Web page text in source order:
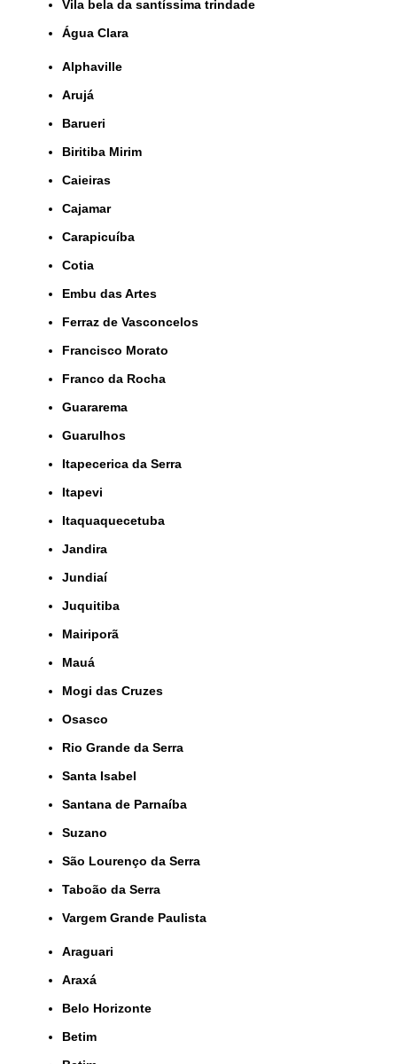
Vila bela da santíssima trindade
Água Clara
Alphaville
Arujá
Barueri
Biritiba Mirim
Caieiras
Cajamar
Carapicuíba
Cotia
Embu das Artes
Ferraz de Vasconcelos
Francisco Morato
Franco da Rocha
Guararema
Guarulhos
Itapecerica da Serra
Itapevi
Itaquaquecetuba
Jandira
Jundiaí
Juquitiba
Mairiporã
Mauá
Mogi das Cruzes
Osasco
Rio Grande da Serra
Santa Isabel
Santana de Parnaíba
Suzano
São Lourenço da Serra
Taboão da Serra
Vargem Grande Paulista
Araguari
Araxá
Belo Horizonte
Betim